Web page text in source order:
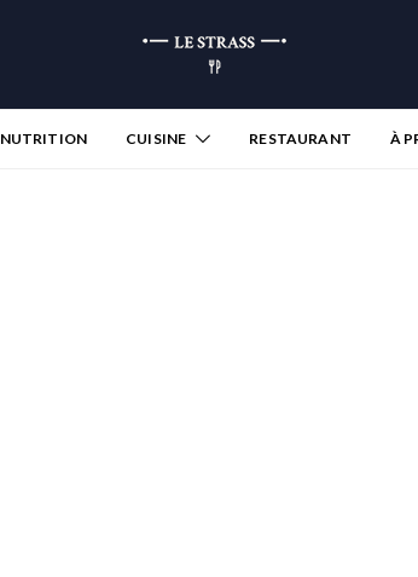
NUTRITION CUISINE RESTAURANT À